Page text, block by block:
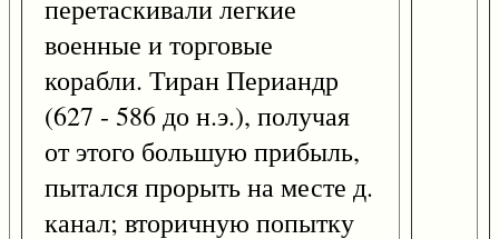
перетаскивали легкие
военные и торговые
корабли. Тиран Периандр
(627 - 586 до н.э.), получая
от этого большую прибыль,
пытался прорыть на месте д.
канал; вторичную попытку